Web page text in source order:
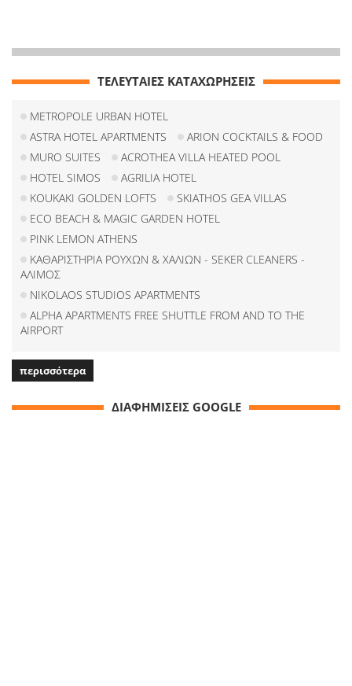
ΤΕΛΕΥΤΑΙΕΣ ΚΑΤΑΧΩΡΗΣΕΙΣ
METROPOLE URBAN HOTEL
ASTRA HOTEL APARTMENTS
ARION COCKTAILS & FOOD
MURO SUITES
ACROTHEA VILLA HEATED POOL
HOTEL SIMOS
AGRILIA HOTEL
KOUKAKI GOLDEN LOFTS
SKIATHOS GEA VILLAS
ECO BEACH & MAGIC GARDEN HOTEL
PINK LEMON ATHENS
ΚΑΘΑΡΙΣΤΗΡΙΑ ΡΟΥΧΩΝ & ΧΑΛΙΩΝ - SEKER CLEANERS -
ΑΛΙΜΟΣ
NIKOLAOS STUDIOS APARTMENTS
ALPHA APARTMENTS FREE SHUTTLE FROM AND TO THE
AIRPORT
περισσότερα
ΔΙΑΦΗΜΙΣΕΙΣ GOOGLE